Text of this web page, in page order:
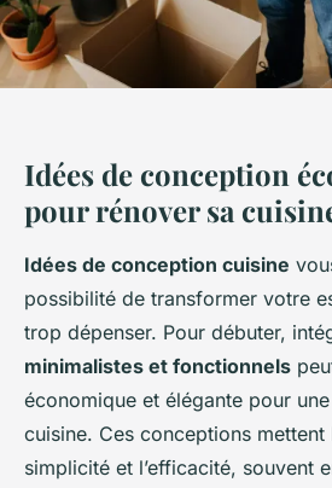
Idées de conception
pour rénover sa
Idées de conception cuisine
possibilité de transformer votre
trop dépenser. Pour débuter,
minimalistes et fonctionnels
économique et élégante pour
cuisine. Ces conceptions mettent
simplicité et l’efficacité, souvent